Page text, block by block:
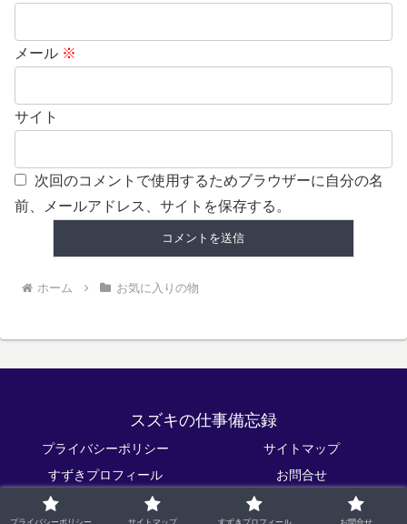
メール ※
サイト
次回のコメントで使用するためブラウザーに自分の名
前、メールアドレス、サイトを保存する。
ホーム お気に入りの物
スズキの仕事備忘録
プライバシーポリシー
サイトマップ
すずきプロフィール
お問合せ
© 2020 スズキの仕事備忘録.
プライバシーポリシー サイトマップ すずきプロフィール お問合せ